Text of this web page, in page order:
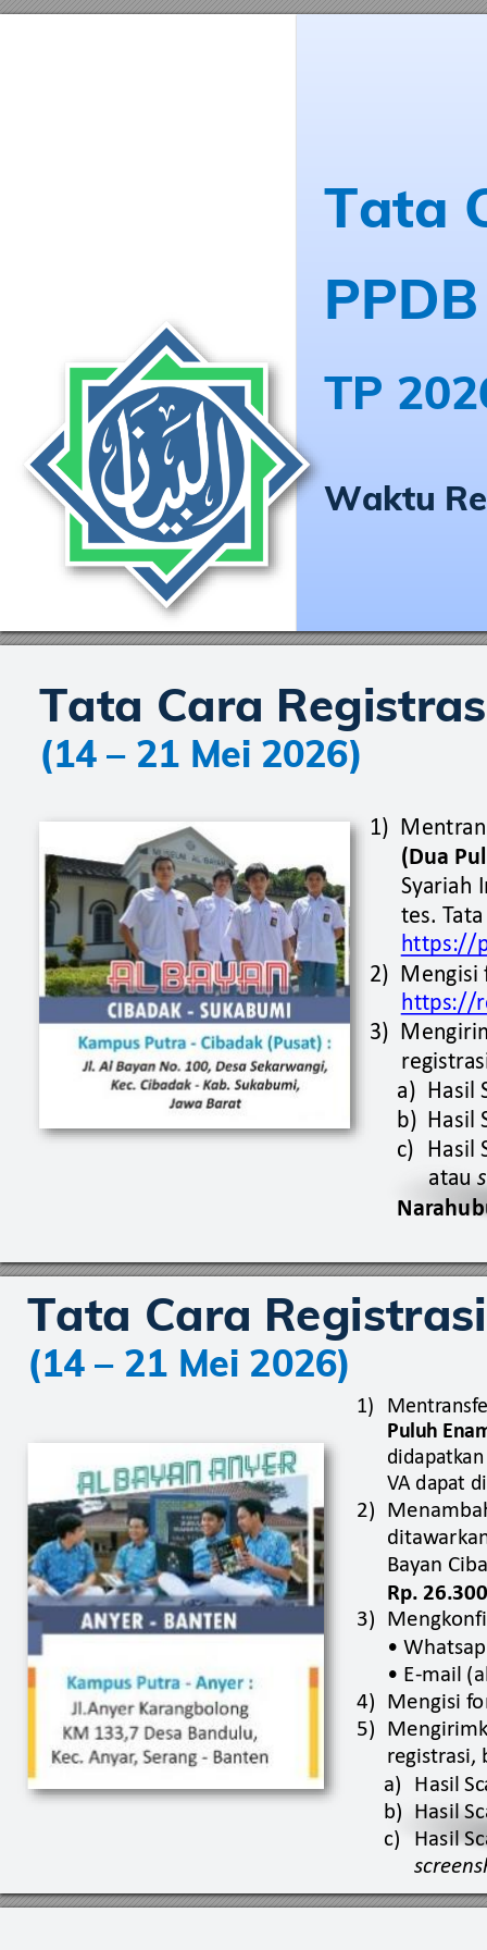
Tata
TP
Waktu
Tata Cara
(14 – 21 Mei 2026)
1) Mentr
(Dua
Syariah
tes. Tata
https://
2) Mengisi
https://
3)
registr
a) Hasil
b) Hasil
c) Hasil
atau
Nar
1) Mentransf
Puluh
didapatk
VA dapat
2)
ditawark
Bayan
Rp.
3) Mengk
• Wha
• E-mail
4) Mengisi f
5)
registrasi,
a) Hasil Sc
b) Hasil
c)
Hasil
Tata Cara Registrasi
(14 – 21 Mei 2026)